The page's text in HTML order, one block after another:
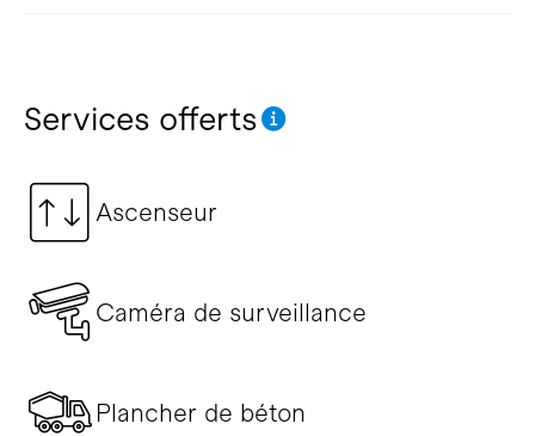
Services offerts
Ascenseur
Caméra de surveillance
Plancher de béton